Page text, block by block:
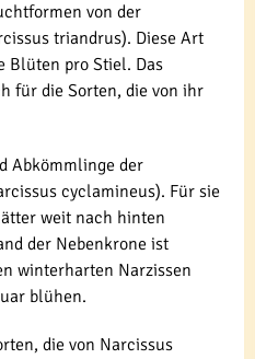
von der
triandrus). Diese Art
Blüten pro Stiel. Das
für die Sorten, die von ihr
Abkömmlinge der
cyclamineus). Für sie
weit nach hinten
der Nebenkrone ist
winterharten Narzissen
blühen.
die von Narcissus